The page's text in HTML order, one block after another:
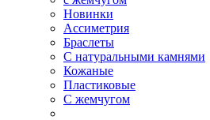
Новинки
Ассиметрия
Браслеты
С натуральными камнями
Кожаные
Пластиковые
С жемчугом